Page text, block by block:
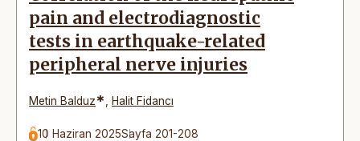
pain and electrodiagnostic
tests in earthquake-related
peripheral nerve injuries
Metin Balduz* Halit Fidancı
10 Haziran 2025Sayfa 201-208